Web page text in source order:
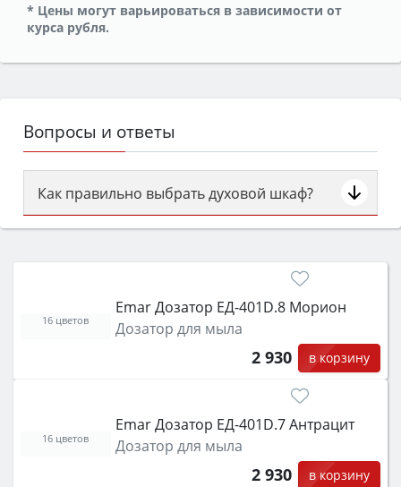
* Цены могут варьироваться в зависимости от
курса рубля.
Вопросы и ответы
Как правильно выбрать духовой шкаф?
Сначала определитесь с типом (газовый или
затем смотрите на объём 50–70 л для семьи,
функции (конвекция, гриль, самоочистка,
защита от детей).
Emar Дозатор ЕД-401D.8 Морион
Дозатор для мыла
2 930 в корзину
16 цветов
Emar Дозатор ЕД-401D.7 Антрацит
Дозатор для мыла
2 930 в корзину
16 цветов